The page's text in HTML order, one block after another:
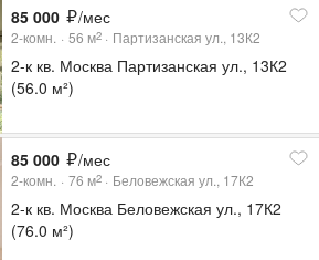
85 000 /мес
2-комн. 56 м2 Партизанская ул., 13К2
2-к кв. Москва Партизанская ул., 13К2
(56.0 м²)
85 000 /мес
2-комн. 76 м2 Беловежская ул., 17К2
2-к кв. Москва Беловежская ул., 17К2
(76.0 м²)